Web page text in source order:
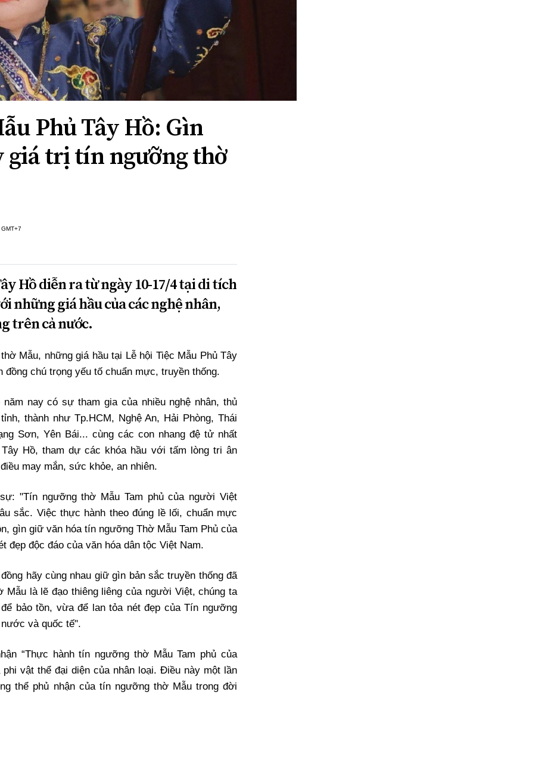
Phủ Tây Hồ: Gìn
giá trị tín ngưỡng thờ
Hồ diễn ra từ ngày 10-17/4 tại di tích
những giá hầu của các nghệ nhân,
trên cả nước.
Mẫu, những giá hầu tại Lễ hội Tiệc Mẫu Phủ Tây
đồng chú trọng yếu tố chuẩn mực, truyền thống.
nay có sự tham gia của nhiều nghệ nhân, thủ
thành như Tp.HCM, Nghệ An, Hải Phòng, Thái
Sơn, Yên Bái... cùng các con nhang đệ tử nhất
Hồ, tham dự các khóa hầu với tấm lòng tri ân
may mắn, sức khỏe, an nhiên.
"Tín ngưỡng thờ Mẫu Tam phủ của người Việt
sắc. Việc thực hành theo đúng lề lối, chuẩn mực
gìn giữ văn hóa tín ngưỡng Thờ Mẫu Tam Phủ của
đẹp độc đáo của văn hóa dân tộc Việt Nam.
hãy cùng nhau giữ gìn bản sắc truyền thống đã
là lẽ đạo thiêng liêng của người Việt, chúng ta
bảo tồn, vừa để lan tỏa nét đẹp của Tín ngưỡng
và quốc tế".
“Thực hành tín ngưỡng thờ Mẫu Tam phủ của
vật thể đại diện của nhân loại. Điều này một lần
thể phủ nhận của tín ngưỡng thờ Mẫu trong đời